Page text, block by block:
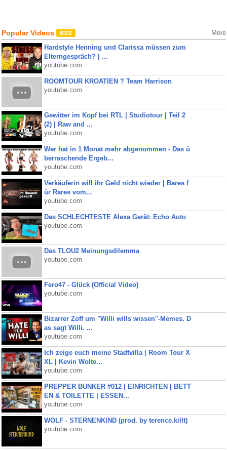
Popular Videos More
Hardstyle Henning und Clarissa müssen zum
Elterngespräch? | ...
youtube.com
ROOMTOUR KROATIEN ? Team Harrison
youtube.com
Gewitter im Kopf bei RTL | Studiotour | Teil 2
(2) | Raw and ...
youtube.com
Wer hat in 1 Monat mehr abgenommen - Das ü
berraschende Ergeb...
youtube.com
Verkäuferin will ihr Geld nicht wieder | Bares f
ür Rares vom...
youtube.com
Das SCHLECHTESTE Alexa Gerät: Echo Auto
youtube.com
Das TLOU2 Meinungsdilemma
youtube.com
Fero47 - Glück (Official Video)
youtube.com
Bizarrer Zoff um "Willi wills wissen"-Memes. D
as sagt Willi. ...
youtube.com
Ich zeige euch meine Stadtvilla | Room Tour X
XL | Kevin Wolte...
youtube.com
PREPPER BUNKER #012 | EINRICHTEN | BETT
EN & TOILETTE | ESSEN...
youtube.com
WOLF - STERNENKIND (prod. by terence.killt)
youtube.com